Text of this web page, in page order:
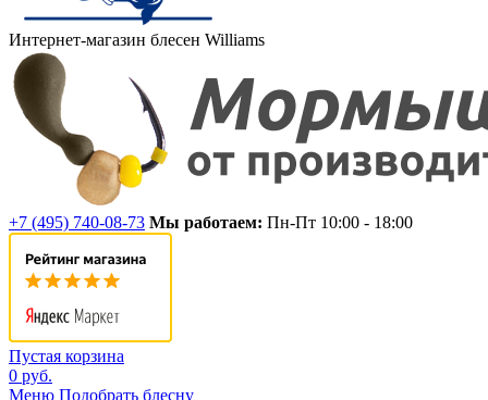
Интернет-магазин блесен Williams
+7 (495) 740-08-73 Мы работаем: Пн-Пт 10:00 - 18:00
Пустая корзина
0 руб.
Меню Подобрать блесну